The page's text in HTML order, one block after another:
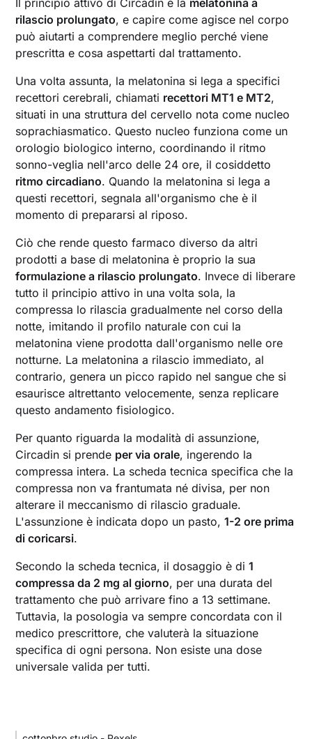
rilascio prolungato, e capire come agisce nel corpo
può aiutarti a comprendere meglio perché viene
prescritta e cosa aspettarti dal trattamento.
Una volta assunta, la melatonina si lega a specifici
recettori cerebrali, chiamati recettori MT1 e MT2,
situati in una struttura del cervello nota come nucleo
soprachiasmatico. Questo nucleo funziona come un
orologio biologico interno, coordinando il ritmo
sonno-veglia nell'arco delle 24 ore, il cosiddetto
ritmo circadiano. Quando la melatonina si lega a
questi recettori, segnala all'organismo che è il
momento di prepararsi al riposo.
Ciò che rende questo farmaco diverso da altri
prodotti a base di melatonina è proprio la sua
formulazione a rilascio prolungato. Invece di liberare
tutto il principio attivo in una volta sola, la
compressa lo rilascia gradualmente nel corso della
notte, imitando il profilo naturale con cui la
melatonina viene prodotta dall'organismo nelle ore
notturne. La melatonina a rilascio immediato, al
contrario, genera un picco rapido nel sangue che si
esaurisce altrettanto velocemente, senza replicare
questo andamento fisiologico.
Per quanto riguarda la modalità di assunzione,
Circadin si prende per via orale, ingerendo la
compressa intera. La scheda tecnica specifica che la
compressa non va frantumata né divisa, per non
alterare il meccanismo di rilascio graduale.
L'assunzione è indicata dopo un pasto,1-2 ore prima
di coricarsi.
Secondo la scheda tecnica, il dosaggio è di1
compressa da 2 mg al giorno, per una durata del
trattamento che può arrivare fino a 13 settimane.
Tuttavia, la posologia va sempre concordata con il
medico prescrittore, che valuterà la situazione
specifica di ogni persona. Non esiste una dose
universale valida per tutti.